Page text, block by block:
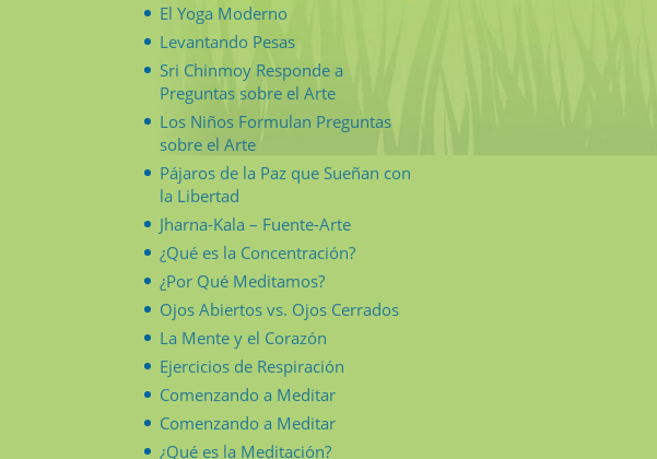
El Yoga Moderno
Levantando Pesas
Sri Chinmoy Responde a
Preguntas sobre el Arte
Los Niños Formulan Preguntas
sobre el Arte
Pájaros de la Paz que Sueñan con
la Libertad
Jharna-Kala – Fuente-Arte
¿Qué es la Concentración?
¿Por Qué Meditamos?
Ojos Abiertos vs. Ojos Cerrados
La Mente y el Corazón
Ejercicios de Respiración
Comenzando a Meditar
Comenzando a Meditar
¿Qué es la Meditación?